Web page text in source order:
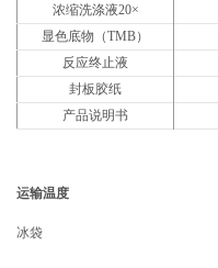
浓缩洗涤液20×
显色底物（TMB）
反应终止液
封板胶纸
产品说明书
运输温度
冰袋